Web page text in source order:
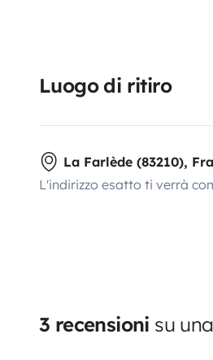
Luogo di ritiro
La Farlède (83210),
L'indirizzo esatto ti verrà
3 recensioni su